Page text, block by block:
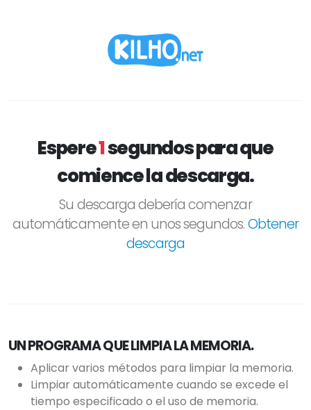
Espere1segundos para que
comience la descarga.
Su descarga debería comenzar
automáticamente en unos segundos.Obtener
descarga
UN PROGRAMA QUE LIMPIA LA MEMORIA.
Aplicar varios métodos para limpiar la memoria.
Limpiar automáticamente cuando se excede el
tiempo especificado o el uso de memoria.